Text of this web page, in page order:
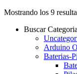
Mostrando los 9
Buscar
Arduino
Baterias-